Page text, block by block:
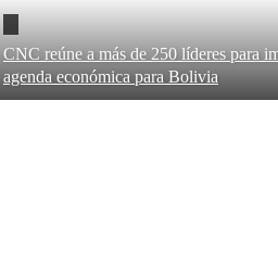
CNC reúne a más de 250 líderes para
agenda económica para Bolivia